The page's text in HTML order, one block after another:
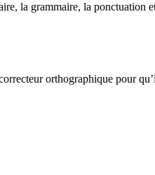
la grammaire, la ponctuation
orthographique pour